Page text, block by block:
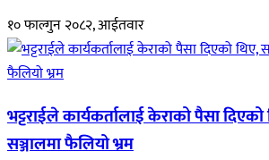
१० फाल्गुन २०८२, आईतवार
भट्टराईले कार्यकर्तालाई केराको पैसा
सञ्जालमा फैलियो भ्रम